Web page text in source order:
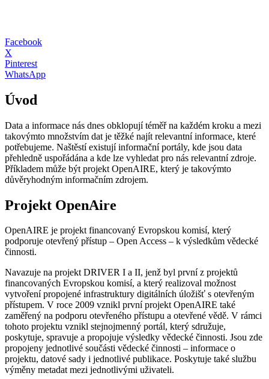
Facebook
X
Pinterest
WhatsApp
Úvod
Data a informace nás dnes obklopují téměř na každém kroku a mezi
takovýmto množstvím dat je těžké najít relevantní informace, které
potřebujeme. Naštěstí existují informační portály, kde jsou data
přehledně uspořádána a kde lze vyhledat pro nás relevantní zdroje.
Příkladem může být projekt OpenAIRE, který je takovýmto
důvěryhodným informačním zdrojem.
Projekt OpenAire
OpenAIRE je projekt financovaný Evropskou komisí, který
podporuje otevřený přístup – Open Access – k výsledkům vědecké
činnosti.
Navazuje na projekt DRIVER I a II, jenž byl první z projektů
financovaných Evropskou komisí, a který realizoval možnost
vytvoření propojené infrastruktury digitálních úložišť s otevřeným
přístupem. V roce 2009 vznikl první projekt OpenAIRE také
zaměřený na podporu otevřeného přístupu a otevřené vědě. V rámci
tohoto projektu vznikl stejnojmenný portál, který sdružuje,
poskytuje, spravuje a propojuje výsledky vědecké činnosti. Jsou zde
propojeny jednotlivé součásti vědecké činnosti – informace o
projektu, datové sady i jednotlivé publikace. Poskytuje také službu
výměny metadat mezi jednotlivými uživateli.